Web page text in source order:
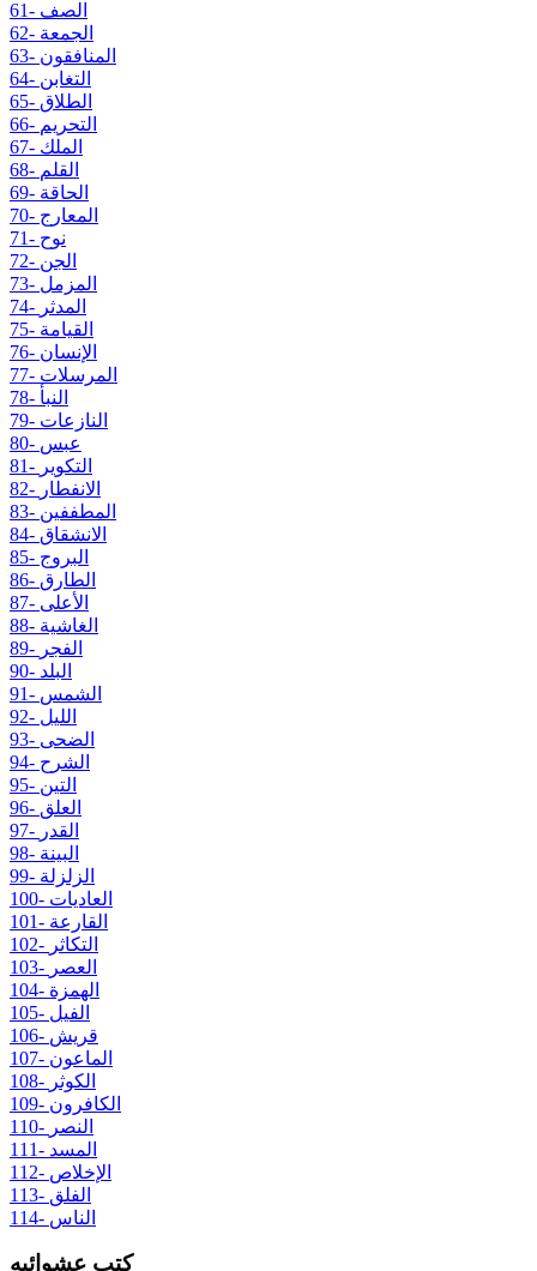
61- الصف
62- الجمعة
63- المنافقون
64- التغابن
65- الطلاق
66- التحريم
67- الملك
68- القلم
69- الحاقة
70- المعارج
71- نوح
72- الجن
73- المزمل
74- المدثر
75- القيامة
76- الإنسان
77- المرسلات
78- النبأ
79- النازعات
80- عبس
81- التكوير
82- الانفطار
83- المطففين
84- الانشقاق
85- البروج
86- الطارق
87- الأعلى
88- الغاشية
89- الفجر
90- البلد
91- الشمس
92- الليل
93- الضحى
94- الشرح
95- التين
96- العلق
97- القدر
98- البينة
99- الزلزلة
100- العاديات
101- القارعة
102- التكاثر
103- العصر
104- الهمزة
105- الفيل
106- قريش
107- الماعون
108- الكوثر
109- الكافرون
110- النصر
111- المسد
112- الإخلاص
113- الفلق
114- الناس
كتب عشوائيه